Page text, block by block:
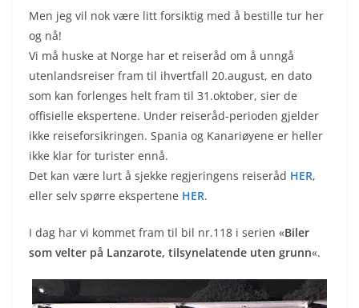
Men jeg vil nok være litt forsiktig med å bestille tur her
og nå!
Vi må huske at Norge har et reiseråd om å unngå
utenlandsreiser fram til ihvertfall 20.august, en dato
som kan forlenges helt fram til 31.oktober, sier de
offisielle ekspertene. Under reiseråd-perioden gjelder
ikke reiseforsikringen. Spania og Kanariøyene er heller
ikke klar for turister ennå.
Det kan være lurt å sjekke regjeringens reiseråd HER,
eller selv spørre ekspertene HER.
I dag har vi kommet fram til bil nr.118 i serien «Biler
som velter på Lanzarote, tilsynelatende uten grunn«.